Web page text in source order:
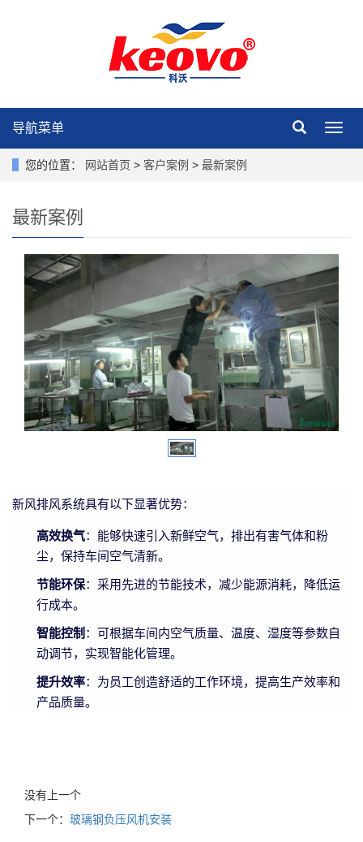
导
导航菜单
您的位置： 网站首页 > 客户案例 > 最新案例
最新案例
新风排风系统具有以下显著优势：
高效换气：能够快速引入新鲜空气，排出有害气体和粉
尘，保持车间空气清新。
节能环保：采用先进的节能技术，减少能源消耗，降低运
行成本。
智能控制 ：可根据车间内空气质量、温度、湿度等参数自
动调节，实现智能化管理。
提升效率：为员工创造舒适的工作环境，提高生产效率和
产品质量。
没有上一个
下一个： 玻璃钢负压风机安装